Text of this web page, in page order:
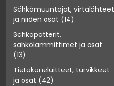
Sähkömuuntajat, virtalähteet
ja niiden osat (14)
Sähköpatterit,
sähkölämmittimet ja osat
(13)
Tietokonelaitteet, tarvikkeet
ja osat (42)